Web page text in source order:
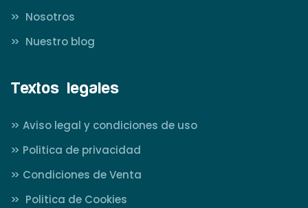
>>
Nosotros
>>
Nuestro blog
Textos legales
>> Aviso legal y condiciones de uso
>> Politica de privacidad
>> Condiciones de Venta
>>
Politica de Cookies